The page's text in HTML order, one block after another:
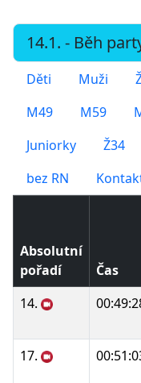
Děti Muži
M49
M59
Juniorky
Ž34
bez RN
Absolutní
pořadí
Čas
14.
17.